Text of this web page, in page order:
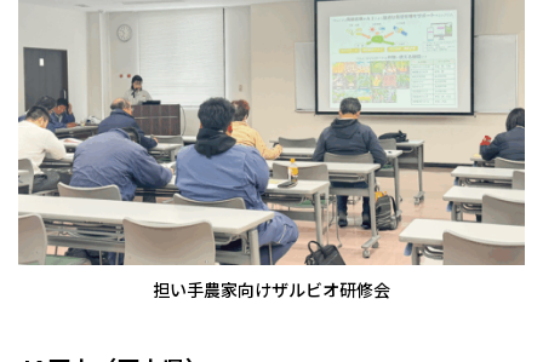
担い手農家向けザルビオ研修会